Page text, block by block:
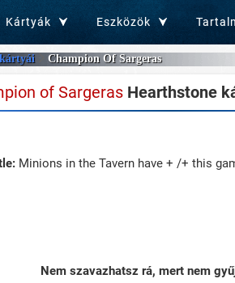
Kártyák Eszközök
Champion Of Sargeras
of SargerasHearthstone
Minions in the Tavern have + /+ this
Nem szavazhatsz rá, mert nem